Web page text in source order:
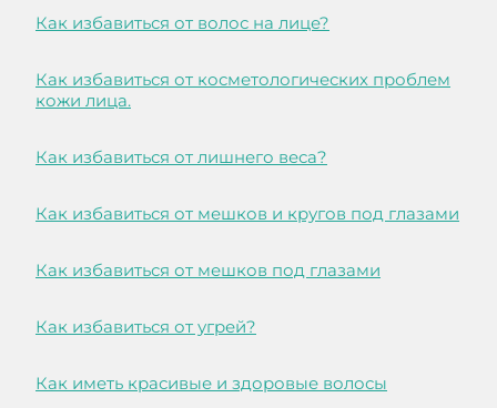
Как избавиться от волос на лице?
Как избавиться от косметологических проблем
кожи лица.
Как избавиться от лишнего веса?
Как избавиться от мешков и кругов под глазами
Как избавиться от мешков под глазами
Как избавиться от угрей?
Как иметь красивые и здоровые волосы